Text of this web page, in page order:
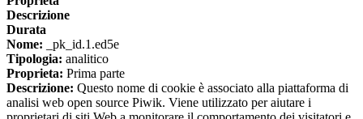
Descrizione
Durata
Nome: _pk_id.1.ed5e
Tipologia: analitico
Proprieta: Prima parte
Descrizione: Questo nome di cookie è associato alla piattaforma di
analisi web open source Piwik. Viene utilizzato per aiutare i